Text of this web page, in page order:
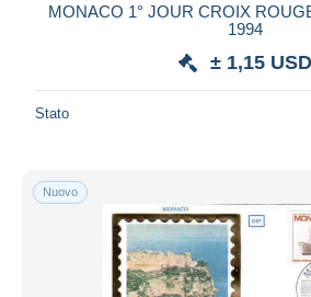
MONACO 1° JOUR CROIX
1994
± 1,15 USD
Stato
Nuovo